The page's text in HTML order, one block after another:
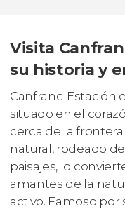
Visita
su historia y
Canfranc-Estación
situado en el
cerca de la
natural, rodeado
paisajes, lo
amantes de la
activo. Famoso